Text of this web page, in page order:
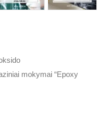
mokymai “Epoxy